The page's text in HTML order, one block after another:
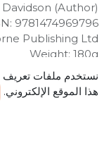
(Author)
9781474969796
Publishing Ltd
Weight: 180g
x 138 x 11 (mm)
Description:
'The Iron
a wicked witch.
than the witch
نستخدم ملفات تعريف
هذا الموقع الإلكتروني.